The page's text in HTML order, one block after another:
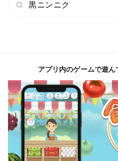
黒ニンニク
アプリ内のゲームで遊ん